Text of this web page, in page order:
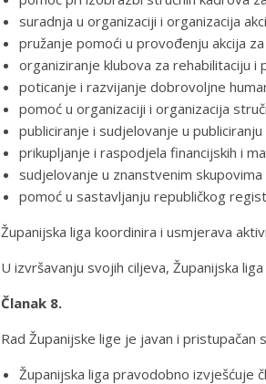
suradnja u organizaciji i organizacija
pružanje pomoći u provođenju akcija
organiziranje klubova za rehabilitaciju i
poticanje i razvijanje dobrovoljne
pomoć u organizaciji i organizacija
publiciranje i sudjelovanje u
prikupljanje i raspodjela financijskih i
sudjelovanje u znanstvenim
pomoć u sastavljanju republičkog
Županijska liga koordinira i usmjerava
U izvršavanju svojih ciljeva, Županijska
Članak 8.
Rad Županijske lige je javan i
Županijska liga pravodobno izvješćuje